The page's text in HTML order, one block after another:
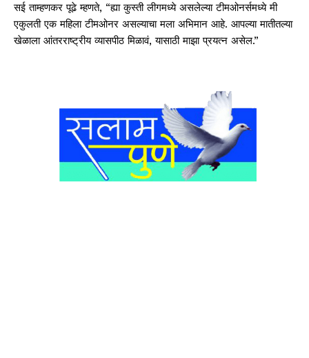
सई ताम्हणकर पूढे म्हणते, “ह्या कुस्ती लीगमध्ये असलेल्या टीमओनर्समध्ये मी
एकुलती एक महिला टीमओनर असल्याचा मला अभिमान आहे. आपल्या मातीतल्या
खेळाला आंतरराष्ट्रीय व्यासपीठ मिळावं, यासाठी माझा प्रयत्न असेल.”